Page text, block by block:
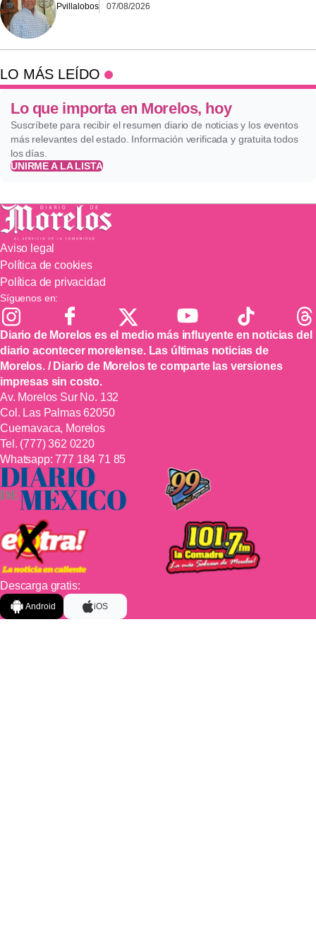
Pvillalobos 07/08/2026
LO MÁS LEÍDO
Lo que importa en Morelos, hoy
Suscríbete para recibir el resumen diario de noticias y los eventos
más relevantes del estado. Información verificada y gratuita todos
los días.
UNIRME A LA LISTA
Aviso legal
Política de cookies
Política de privacidad
Síguenos en:
Diario de Morelos es el medio más influyente en noticias del
diario acontecer morelense. Las últimas noticias de
Morelos. / Diario de Morelos te comparte las versiones
impresas sin costo.
Av. Morelos Sur No. 132
Col. Las Palmas 62050
Cuernavaca, Morelos
Tel. (777) 362 0220
Whatsapp:777 184 71 85
Descarga gratis:
Android iOS